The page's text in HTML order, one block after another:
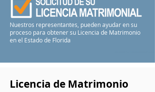
Nuestros representantes, pueden ayudar en su
proceso para obtener su Licencia de Matrimonio
en el Estado de Florida
Licencia de Matrimonio